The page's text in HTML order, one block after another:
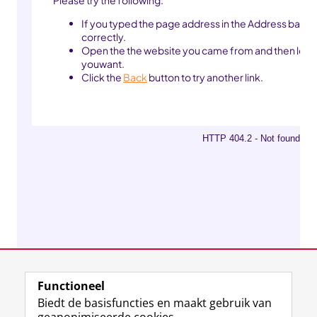
Functioneel
Biedt de basisfuncties en maakt gebruik van